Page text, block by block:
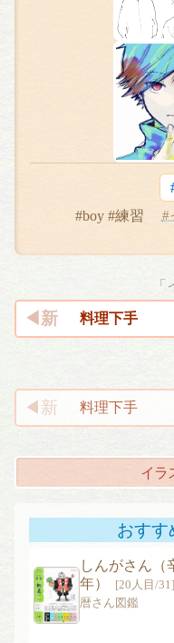
#boy #練習
#
料理下手⁠
投
稿
ナ
ー
シ
ョ
ン
料理下手⁠
イラ
おすす
しんがさん（
年）
[20人目/
暦さん図鑑